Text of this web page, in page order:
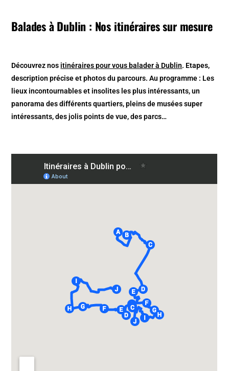
Balades à Dublin : Nos itinéraires sur mesure
Découvrez nos itinéraires pour vous balader à Dublin. Etapes,
description précise et photos du parcours. Au programme : Les
lieux incontournables et insolites les plus intéressants, un
panorama des différents quartiers, pleins de musées super
intéressants, des jolis points de vue, des parcs…